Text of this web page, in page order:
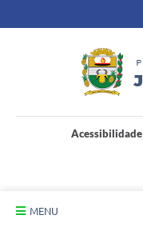
Acessibilidade
MENU